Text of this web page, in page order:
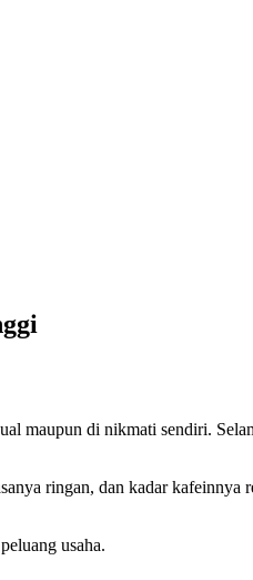
maupun di nikmati sendiri.
ringan, dan kadar kafeinnya
usaha.